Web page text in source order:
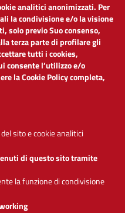
analitici anonimizzati. Per
la condivisione e/o la visione
solo previo Suo consenso,
terza parte di profilare gli
tutti i cookies,
consente l’utilizzo e/o
la Cookie Policy completa,
sito e cookie analitici
di questo sito tramite
la funzione di condivisione